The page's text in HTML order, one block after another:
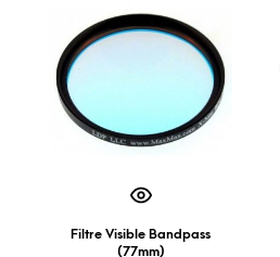
Filtre Visible Bandpass
(77mm)